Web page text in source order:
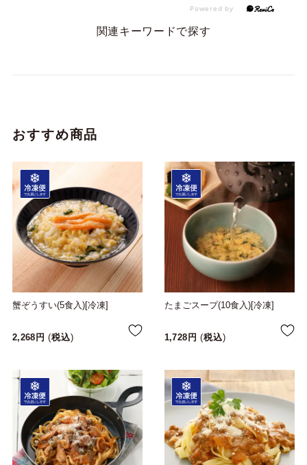
関連キーワードで探す
おすすめ商品
蟹ぞうすい(5食入)[冷凍]
2,268 税込
たまごスープ(10食入)[冷凍]
1,728 税込